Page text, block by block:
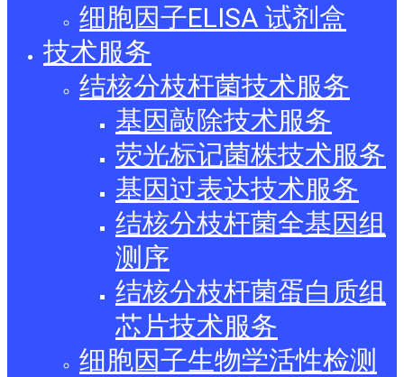
细胞因子ELISA 试剂盒
技术服务
结核分枝杆菌技术服务
基因敲除技术服务
荧光标记菌株技术服务
基因过表达技术服务
结核分枝杆菌全基因组
测序
结核分枝杆菌蛋白质组
芯片技术服务
细胞因子生物学活性检测